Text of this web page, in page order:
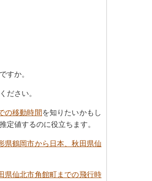
すか。
ださい。
の移動時間を知りたいかもし
定値するのに役立ちます。
県鶴岡市から日本、秋田県仙
県仙北市角館町までの飛行時